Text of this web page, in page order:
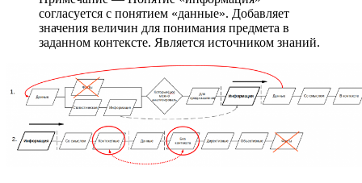
согласуется с понятием «данные». Добавляет
значения величин для понимания предмета в
заданном контексте. Является источником знаний.